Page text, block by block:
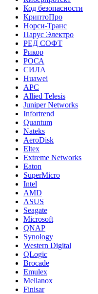
Код безопасности
КриптоПро
Норси-Транс
Парус Электро
РЕД СОФТ
Рикор
РОСА
СИЛА
Huawei
APC
Allied Telesis
Juniper Networks
Infortrend
Quantum
Nateks
AeroDisk
Eltex
Extreme Networks
Eaton
SuperMicro
Intel
AMD
ASUS
Seagate
Microsoft
QNAP
Synology
Western Digital
QLogic
Brocade
Emulex
Mellanox
Finisar